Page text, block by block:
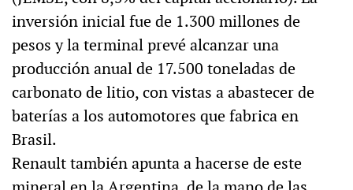
inversión inicial fue de 1.300 millones de
pesos y la terminal prevé alcanzar una
producción anual de 17.500 toneladas de
carbonato de litio, con vistas a abastecer de
baterías a los automotores que fabrica en
Brasil.
Renault también apunta a hacerse de este